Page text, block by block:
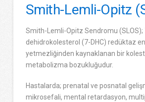
Smith-Lemli-Opitz
Smith-Lemli-Opitz Sendromu (SLOS);
dehidrokolesterol (7-DHC) redüktaz
yetmezliğinden kaynaklanan bir
metabolizma bozukluğudur.
Hastalarda; prenatal ve posnatal
mikrosefali, mental retardasyon,